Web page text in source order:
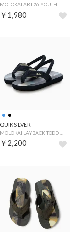
￥1,980
QUIKSILVER
￥2,200